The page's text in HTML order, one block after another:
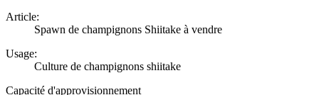
Article:
Spawn de champignons Shiitake à vendre
Usage:
Culture de champignons shiitake
Capacité d'approvisionnement